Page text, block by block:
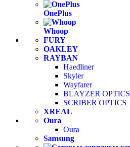
OnePlus
Whoop
FURY
OAKLEY
RAYBAN
Haedliner
Skyler
Wayfarer
BLAYZER OPTICS
SCRIBER OPTICS
XREAL
Oura
Oura
Samsung